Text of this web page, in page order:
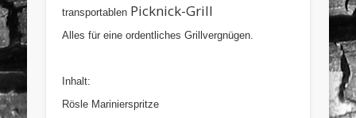
transportablen Picknick-Grill
Alles für eine ordentliches Grillvergnügen.
Inhalt:
Rösle Marinierspritze